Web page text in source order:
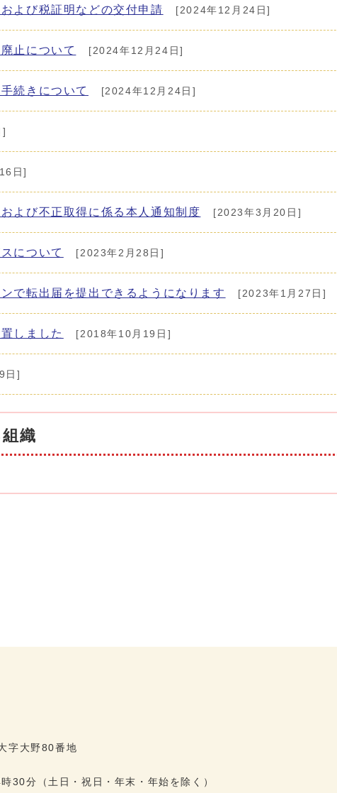
よび税証明などの交付申請 [2024年12月24日]
止について [2024年12月24日]
続きについて [2024年12月24日]
]
日]
よび不正取得に係る本人通知制度 [2023年3月20日]
について [2023年2月28日]
で転出届を提出できるようになります [2023年1月27日]
しました [2018年10月19日]
日]
織
字大野80番地
30分（土日・祝日・年末・年始を除く）